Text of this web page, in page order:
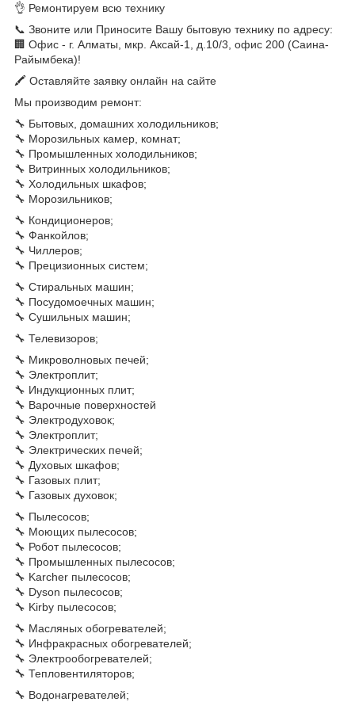
👌 Ремонтируем всю технику
📞 Звоните или Приносите Вашу бытовую технику по адресу:
🏢 Офис - г. Алматы, мкр. Аксай-1, д.10/3, офис 200 (Саина-
Райымбека)!
🖍 Оставляйте заявку онлайн на сайте
Мы производим ремонт:
🔧 Бытовых, домашних холодильников;
🔧 Морозильных камер, комнат;
🔧 Промышленных холодильников;
🔧 Витринных холодильников;
🔧 Холодильных шкафов;
🔧 Морозильников;
🔧 Кондиционеров;
🔧 Фанкойлов;
🔧 Чиллеров;
🔧 Прецизионных систем;
🔧 Стиральных машин;
🔧 Посудомоечных машин;
🔧 Сушильных машин;
🔧 Телевизоров;
🔧 Микроволновых печей;
🔧 Электроплит;
🔧 Индукционных плит;
🔧 Варочные поверхностей
🔧 Электродуховок;
🔧 Электроплит;
🔧 Электрических печей;
🔧 Духовых шкафов;
🔧 Газовых плит;
🔧 Газовых духовок;
🔧 Пылесосов;
🔧 Моющих пылесосов;
🔧 Робот пылесосов;
🔧 Промышленных пылесосов;
🔧 Karcher пылесосов;
🔧 Dyson пылесосов;
🔧 Kirby пылесосов;
🔧 Масляных обогревателей;
🔧 Инфракрасных обогревателей;
🔧 Электрообогревателей;
🔧 Тепловентиляторов;
🔧 Водонагревателей;